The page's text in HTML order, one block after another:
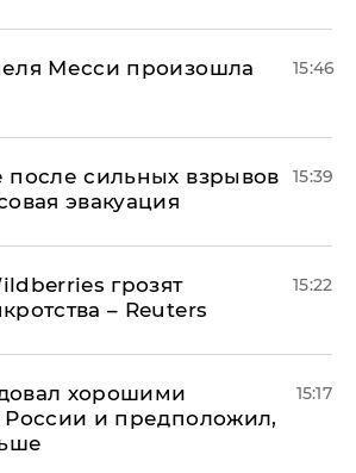
Месси произошла
15:46
после сильных взрывов
эвакуация
15:39
грозят
– Reuters
15:22
хорошими
России и предположил,
15:17